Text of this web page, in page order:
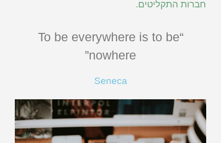
חברות התקליטים.
“To be everywhere is to be
nowhere”
Seneca